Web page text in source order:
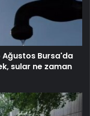
Ağustos Bursa'da
sular ne zaman